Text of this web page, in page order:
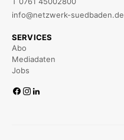
info@netzwerk-suedbaden.de
SERVICES
Abo
Mediadaten
Jobs